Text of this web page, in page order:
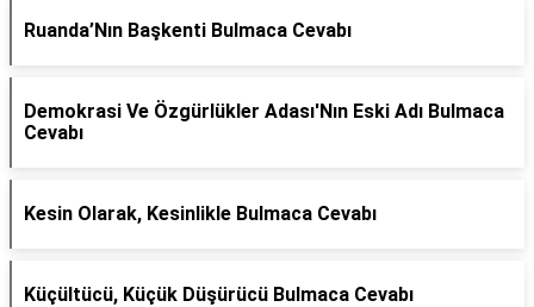
Ruanda’Nın Başkenti Bulmaca Cevabı
Demokrasi Ve Özgürlükler Adası'Nın Eski Adı Bulmaca
Cevabı
Kesin Olarak, Kesinlikle Bulmaca Cevabı
Küçültücü, Küçük Düşürücü Bulmaca Cevabı